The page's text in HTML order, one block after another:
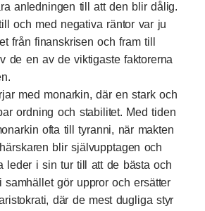
anledningen till att den blir dålig.
och med negativa räntor var ju
från finanskrisen och fram till
de en av de viktigaste faktorerna
med monarkin, där en stark och
ordning och stabilitet. Med tiden
ofta till tyranni, när makten
blir självupptagen och
leder i sin tur till att de bästa och
samhället gör uppror och ersätter
där de mest dugliga styr